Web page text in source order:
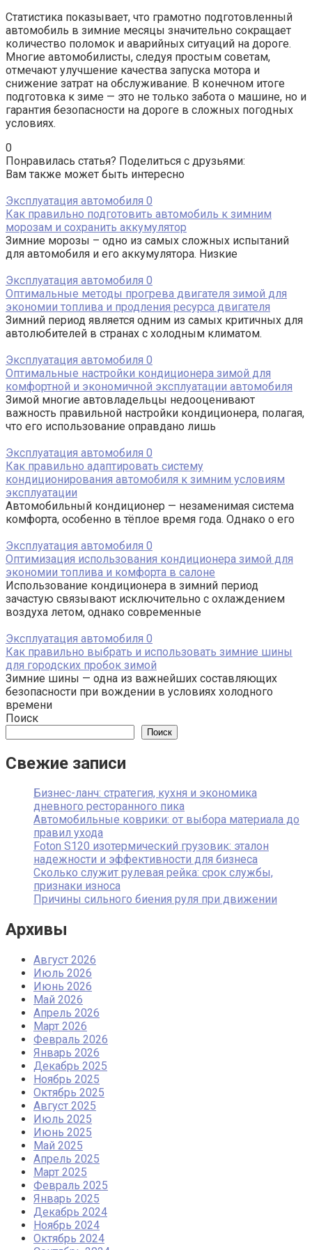
Статистика показывает, что грамотно подготовленный
автомобиль в зимние месяцы значительно сокращает
количество поломок и аварийных ситуаций на дороге.
Многие автомобилисты, следуя простым советам,
отмечают улучшение качества запуска мотора и
снижение затрат на обслуживание. В конечном итоге
подготовка к зиме — это не только забота о машине, но и
гарантия безопасности на дороге в сложных погодных
условиях.
0
Понравилась статья? Поделиться с друзьями:
Вам также может быть интересно
Эксплуатация автомобиля 0
Как правильно подготовить автомобиль к зимним
морозам и сохранить аккумулятор
Зимние морозы – одно из самых сложных испытаний
для автомобиля и его аккумулятора. Низкие
Эксплуатация автомобиля 0
Оптимальные методы прогрева двигателя зимой для
экономии топлива и продления ресурса двигателя
Зимний период является одним из самых критичных для
автолюбителей в странах с холодным климатом.
Эксплуатация автомобиля 0
Оптимальные настройки кондиционера зимой для
комфортной и экономичной эксплуатации автомобиля
Зимой многие автовладельцы недооценивают
важность правильной настройки кондиционера, полагая,
что его использование оправдано лишь
Эксплуатация автомобиля 0
Как правильно адаптировать систему
кондиционирования автомобиля к зимним условиям
эксплуатации
Автомобильный кондиционер — незаменимая система
комфорта, особенно в тёплое время года. Однако о его
Эксплуатация автомобиля 0
Оптимизация использования кондиционера зимой для
экономии топлива и комфорта в салоне
Использование кондиционера в зимний период
зачастую связывают исключительно с охлаждением
воздуха летом, однако современные
Эксплуатация автомобиля 0
Как правильно выбрать и использовать зимние шины
для городских пробок зимой
Зимние шины — одна из важнейших составляющих
безопасности при вождении в условиях холодного
времени
Поиск
Поиск
Свежие записи
Бизнес-ланч: стратегия, кухня и экономика
дневного ресторанного пика
Автомобильные коврики: от выбора материала до
правил ухода
Foton S120 изотермический грузовик: эталон
надежности и эффективности для бизнеса
Сколько служит рулевая рейка: срок службы,
признаки износа
Причины сильного биения руля при движении
Архивы
Август 2026
Июль 2026
Июнь 2026
Май 2026
Апрель 2026
Март 2026
Февраль 2026
Январь 2026
Декабрь 2025
Ноябрь 2025
Октябрь 2025
Август 2025
Июль 2025
Июнь 2025
Май 2025
Апрель 2025
Март 2025
Февраль 2025
Январь 2025
Декабрь 2024
Ноябрь 2024
Октябрь 2024